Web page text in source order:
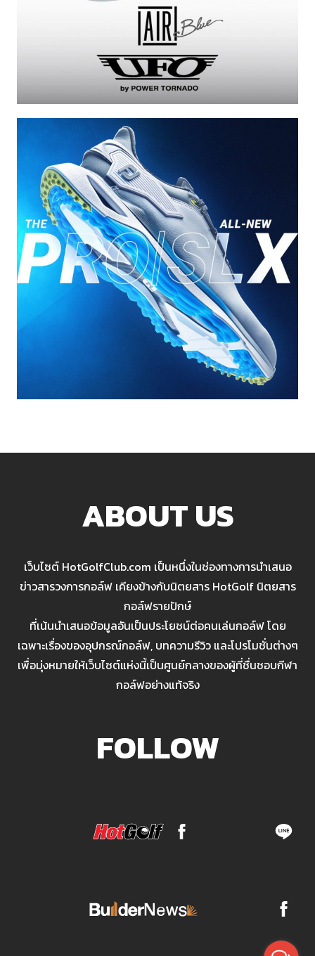
ABOUT US
เว็บไซต์ HotGolfClub.com เป็นหนึ่งในช่องทางการนำเสนอ
ข่าวสารวงการกอล์ฟ เคียงข้างกับนิตยสาร HotGolf นิตยสาร
กอล์ฟรายปักษ์
ที่เน้นนำเสนอข้อมูลอันเป็นประโยชน์ต่อคนเล่นกอล์ฟ โดย
เฉพาะเรื่องของอุปกรณ์กอล์ฟ, บทความรีวิว และโปรโมชั่นต่างๆ
เพื่อมุ่งหมายให้เว็บไซต์แห่งนี้เป็นศูนย์กลางของผู้ที่ชื่นชอบกีฬา
กอล์ฟอย่างแท้จริง
FOLLOW